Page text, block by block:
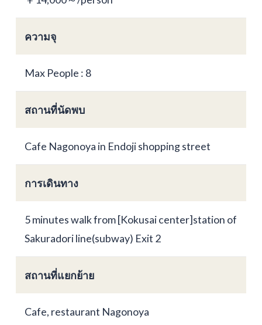
ความจุ
Max People : 8
สถานที่นัดพบ
Cafe Nagonoya in Endoji shopping street
การเดินทาง
5 minutes walk from [Kokusai center]station of
Sakuradori line(subway) Exit 2
สถานที่แยกย้าย
Cafe, restaurant Nagonoya